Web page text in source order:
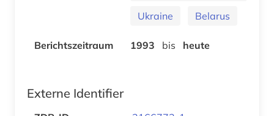
Ukraine
Belarus
Berichtszeitraum 1993 bis heute
Externe Identifier